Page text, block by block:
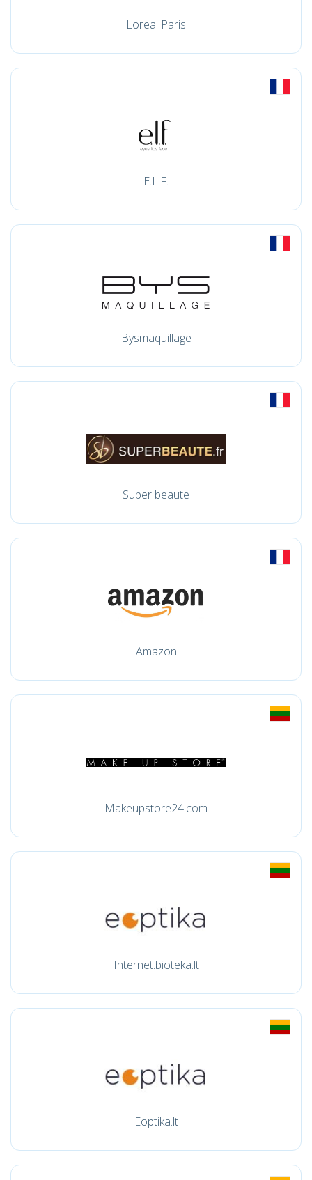
Loreal Paris
E.L.F.
Bysmaquillage
Super beaute
Amazon
Makeupstore24.com
Internet.bioteka.lt
Eoptika.lt